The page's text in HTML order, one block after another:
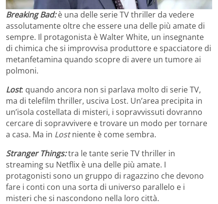
Breaking Bad:è una delle serie TV thriller da vedere
assolutamente oltre che essere una delle più amate di
sempre. Il protagonista è Walter White, un insegnante
di chimica che si improvvisa produttore e spacciatore di
metanfetamina quando scopre di avere un tumore ai
polmoni.
Lost: quando ancora non si parlava molto di serie TV,
ma di telefilm thriller, usciva Lost. Un’area precipita in
un’isola costellata di misteri, i sopravvissuti dovranno
cercare di sopravvivere e trovare un modo per tornare
a casa. Ma in Lostniente è come sembra.
Stranger Things:tra le tante serie TV thriller in
streaming su Netflix è una delle più amate. I
protagonisti sono un gruppo di ragazzino che devono
fare i conti con una sorta di universo parallelo e i
misteri che si nascondono nella loro città.